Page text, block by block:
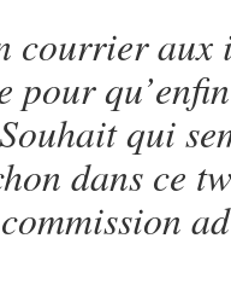
courrier
pour
qui
dans ce